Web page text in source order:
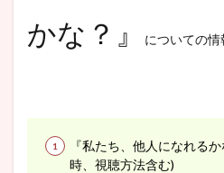
かな？』
についての情
『私たち、他人になれる
時、視聴方法含む)